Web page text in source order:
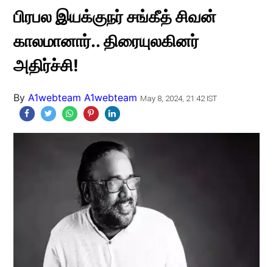
பிரபல இயக்குநர் சங்கீத் சிவன்
காலமானார்.. திரையுலகினர்
அதிர்ச்சி!
By A1webteam A1webteam May 8, 2024, 21:42 IST